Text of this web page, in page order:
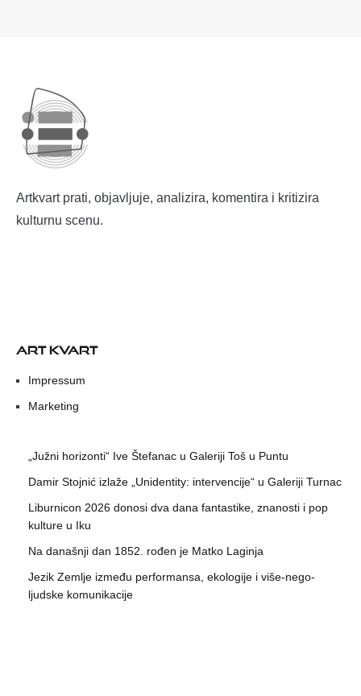
Artkvart prati, objavljuje, analizira, komentira i kritizira
kulturnu scenu.
ART KVART
Impressum
Marketing
„Južni horizonti“ Ive Štefanac u Galeriji Toš u Puntu
Damir Stojnić izlaže „Unidentity: intervencije“ u Galeriji Turnac
Liburnicon 2026 donosi dva dana fantastike, znanosti i pop
kulture u Iku
Na današnji dan 1852. rođen je Matko Laginja
Jezik Zemlje između performansa, ekologije i više-nego-
ljudske komunikacije